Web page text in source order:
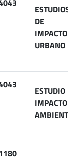
ESTUDIOS
DE
IMPACTO
URBANO
ESTUDIO DE
IMPACTO
AMBIENTAL